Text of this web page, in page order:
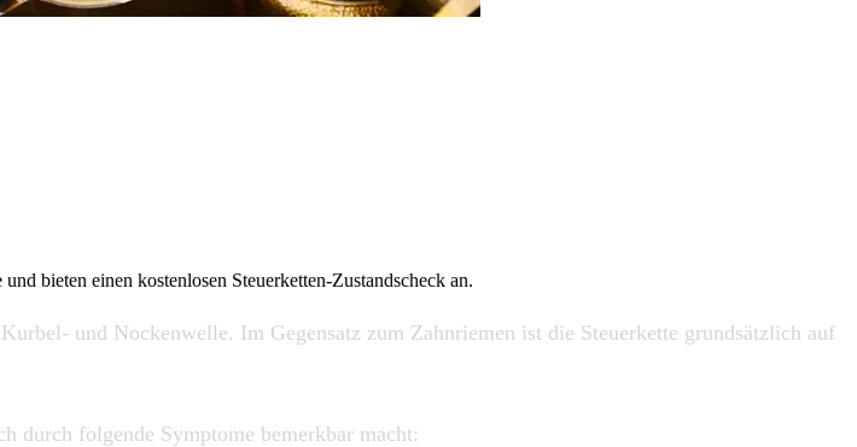
bieten einen kostenlosen Steuerketten-Zustandscheck an.
und Nockenwelle. Im Gegensatz zum Zahnriemen ist die Steuerkette grundsätzlich auf
durch folgende Symptome bemerkbar macht: